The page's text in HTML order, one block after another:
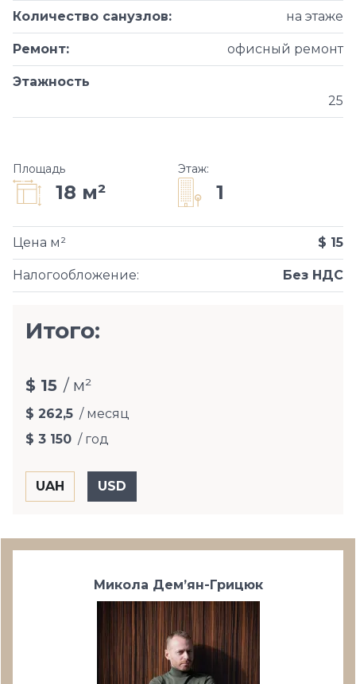
Количество санузлов: на этаже
Ремонт: офисный ремонт
Этажность
25
Площадь
18 м²
Этаж:
1
Налогообложение: Без НДС
Цена м² $ 15
Итого:
$ 15 / м²
$ 262,5 / месяц
$ 3 150 / год
Микола Дем’ян-Грицюк